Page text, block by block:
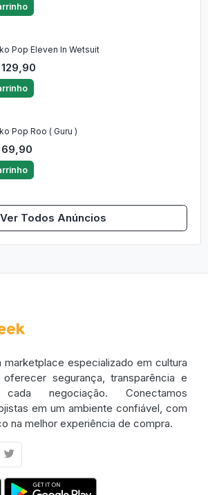
Pop Eleven In Wetsuit
Pop Roo ( Guru )
69,90
Ver Todos Anúncios
marketplace especializado em cultura
segurança, transparência e
negociação. Conectamos
em um ambiente confiável, com
na melhor experiência de compra.